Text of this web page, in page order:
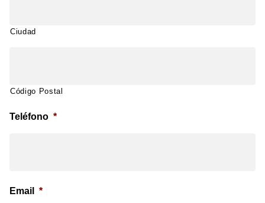
Ciudad
Código Postal
Teléfono *
Email *